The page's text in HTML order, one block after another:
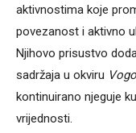
aktivnostima koje
povezanost i aktivno
Njihovo prisustvo
sadržaja u okviru
kontinuirano njeguje
vrijednosti.